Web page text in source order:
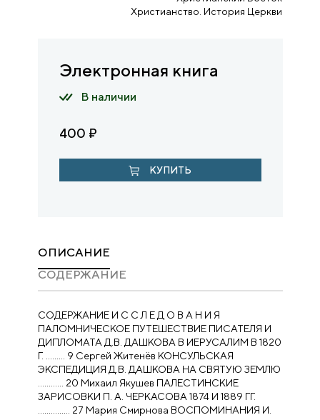
Христианство. История Церкви
Электронная книга
В наличии
400 ₽
КУПИТЬ
ОПИСАНИЕ
CОДЕРЖАНИЕ
СОДЕРЖАНИЕ И С С Л Е Д О В А Н И Я
ПАЛОМНИЧЕСКОЕ ПУТЕШЕСТВИЕ ПИСАТЕЛЯ И
ДИПЛОМАТА Д.В. ДАШКОВА В ИЕРУСАЛИМ В 1820
Г. ……… 9 Сергей Житенёв КОНСУЛЬСКАЯ
ЭКСПЕДИЦИЯ Д.В. ДАШКОВА НА СВЯТУЮ ЗЕМЛЮ
………… 20 Михаил Якушев ПАЛЕСТИНСКИЕ
ЗАРИСОВКИ П. А. ЧЕРКАСОВА 1874 И 1889 ГГ.
…………… 27 Мария Смирнова ВОСПОМИНАНИЯ И.